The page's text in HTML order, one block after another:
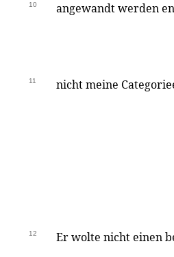
10 angewandt werden
11 nicht meine
12 Er wolte nicht einen